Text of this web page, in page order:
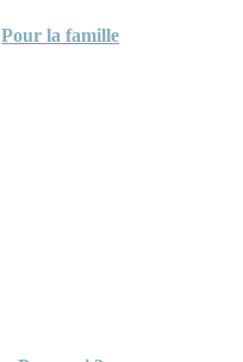
Pour la famille